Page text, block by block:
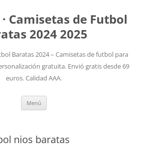
Camisetas de Futbol
2024 2025
Baratas 2024 – Camisetas de futbol para
gratuita. Envió gratis desde 69
euros. Calidad AAA.
Menú
nios baratas